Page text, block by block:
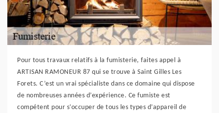
Pour tous travaux relatifs à la fumisterie, faites appel à
ARTISAN RAMONEUR 87 qui se trouve à Saint Gilles Les
Forets. C’est un vrai spécialiste dans ce domaine qui dispose
de nombreuses années d’expérience. Ce fumiste est
compétent pour s’occuper de tous les types d’appareil de